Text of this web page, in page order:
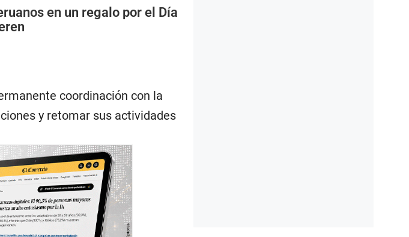
en un regalo por el Día
coordinación con la
y retomar sus actividades